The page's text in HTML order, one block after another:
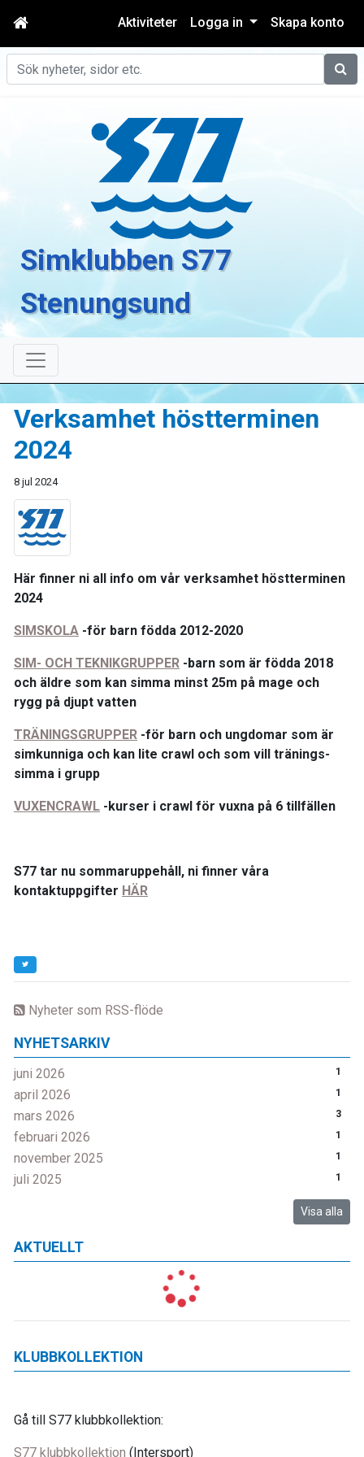
Aktiviteter Logga in Skapa konto
Sök
Simklubben S77
Stenungsund
Nyheter som RSS-flöde
NYHETSARKIV
juni 2026 1
april 2026 1
mars 2026 3
februari 2026 1
november 2025 1
juli 2025 1
Visa alla
AKTUELLT
KLUBBKOLLEKTION
Gå till S77 klubbkollektion:
S77 klubbkollektion (Intersport)
Verksamhet höstterminen
2024
8 jul 2024
Här finner ni all info om vår verksamhet höstterminen
2024
SIMSKOLA -för barn födda 2012-2020
SIM- OCH TEKNIKGRUPPER -barn som är födda 2018
och äldre som kan simma minst 25m på mage och
rygg på djupt vatten
TRÄNINGSGRUPPER -för barn och ungdomar som är
simkunniga och kan lite crawl och som vill tränings-
simma i grupp
VUXENCRAWL -kurser i crawl för vuxna på 6 tillfällen
S77 tar nu sommaruppehåll, ni finner våra
kontaktuppgifter HÄR